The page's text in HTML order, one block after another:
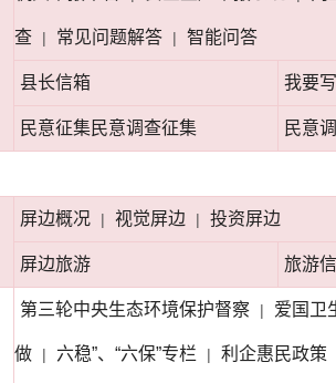
查 | 常见问题解答 | 智能问答
县长信箱 我要
民意征集民意调查征集 民意
屏边概况 | 视觉屏边 | 投资屏边
屏边旅游 旅游
第三轮中央生态环境保护督察 | 爱国卫
做 | 六稳”、“六保”专栏 | 利企惠民政策